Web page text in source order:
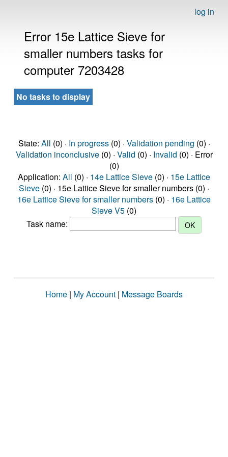
log in
Error 15e Lattice Sieve for
smaller numbers tasks for
computer 7203428
No tasks to display
State: All (0) · In progress(0) · Validation pending (0) ·
Validation inconclusive(0) · Valid (0) · Invalid (0) · Error
(0)
Application: All (0) · 14e Lattice Sieve (0) · 15e Lattice
Sieve (0) · 15e Lattice Sieve for smaller numbers (0) ·
16e Lattice Sieve for smaller numbers (0) · 16e Lattice
Sieve V5 (0)
Task name:
Home | My Account | Message Boards